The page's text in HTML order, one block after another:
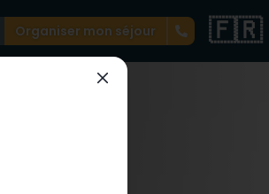
Organiser mon séjour 🇫🇷